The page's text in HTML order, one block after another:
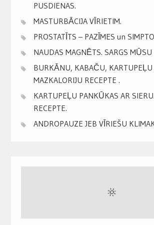
PUSDIENAS.
MASTURBĀCIJA VĪRIETIM.
PROSTATĪTS – PAZĪMES un
NAUDAS MAGNĒTS. SARGS MŪSU
BURKĀNU, KABAČU,
MAZKALORIJU RECEPTE .
KARTUPEĻU PANKŪKAS AR
RECEPTE.
ANDROPAUZE JEB VĪRIEŠU